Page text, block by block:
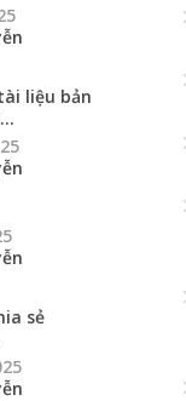
liệu bản
sẻ